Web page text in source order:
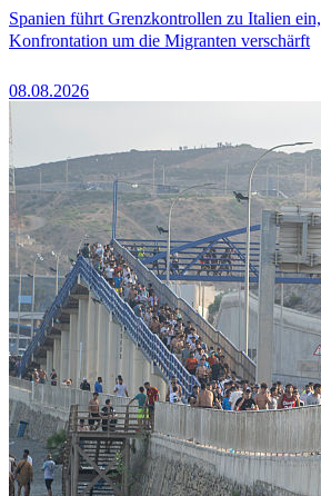
Spanien führt Grenzkontrollen zu Italien
Konfrontation um die Migranten verschärft
08.08.2026